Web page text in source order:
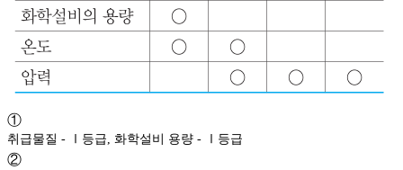
①
취급물질 - Ⅰ등급, 화학설비 용량 - Ⅰ등급
②